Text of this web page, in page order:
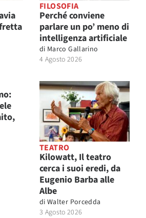
FILOSOFIA
Perché conviene
parlare un po’ meno di
intelligenza artificiale
di Marco Gallarino
4 Agosto 2026
TEATRO
Kilowatt, Il teatro
cerca i suoi eredi, da
Eugenio Barba alle
Albe
di Walter Porcedda
3 Agosto 2026